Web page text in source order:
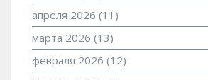
апреля 2026 (11)
марта 2026 (13)
февраля 2026 (12)